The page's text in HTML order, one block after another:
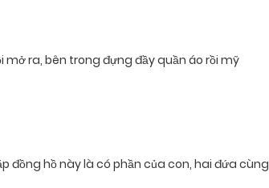
mở ra, bên trong đựng đầy quần áo rồi mỹ
đồng hồ này là có phần của con, hai đứa cùng